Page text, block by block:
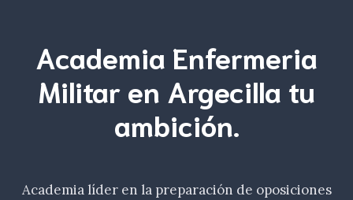
Academia Enfermeria
Militar en Argecilla tu
ambición.
Academia líder en la preparación de oposiciones